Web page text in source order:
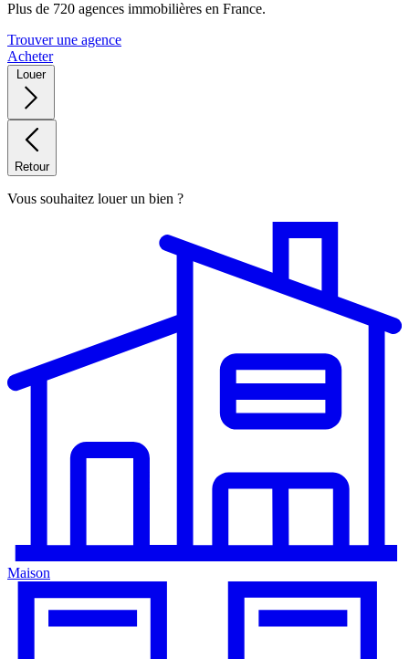
Plus de 720 agences immobilières en France.
Trouver une agence
Acheter
Louer
Retour
Vous souhaitez louer un bien ?
Maison